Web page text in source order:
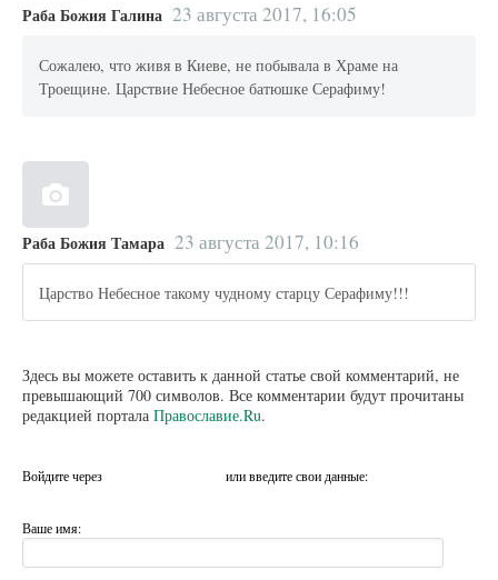
Раба Божия Галина 23 августа 2017, 16:05
Сожалею, что живя в Киеве, не побывала в Храме на
Троещине. Царствие Небесное батюшке Серафиму!
Раба Божия Тамара 23 августа 2017, 10:16
Царство Небесное такому чудному старцу Серафиму!!!
Здесь вы можете оставить к данной статье свой комментарий, не
превышающий 700 символов. Все комментарии будут прочитаны
редакцией портала Православие.Ru.
Войдите через или введите свои данные:
Ваше имя: